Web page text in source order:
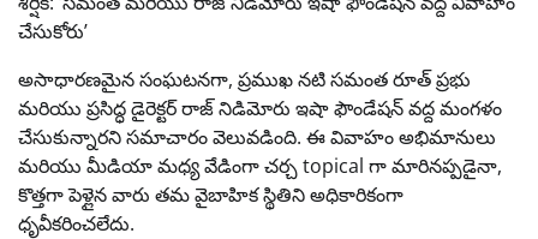
చేసుకోరు’
అసాధారణమైన సంఘటనగా, ప్రముఖ నటి సమంత రూత్ ప్రభు
మరియు ప్రసిద్ధ డైరెక్టర్ రాజ్ నిడిమోరు ఇషా ఫౌండేషన్ వద్ద మంగళం
చేసుకున్నారని సమాచారం వెలువడింది. ఈ వివాహం అభిమానులు
మరియు మీడియా మధ్య వేడింగా చర్చ topical గా మారినప్పడైనా,
కొత్తగా పెళ్లైన వారు తమ వైబాహిక స్థితిని అధికారికంగా
ధృవీకరించలేదు.